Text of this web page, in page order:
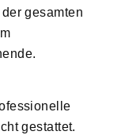
gesamten
gestattet.